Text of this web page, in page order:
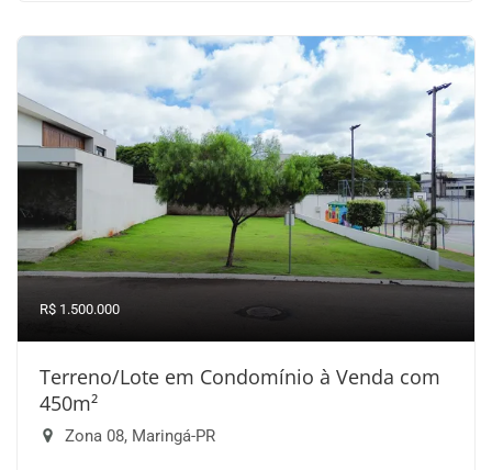
R$ 1.500.000
Terreno/Lote em Condomínio à Venda com
450m²
Zona 08, Maringá-PR